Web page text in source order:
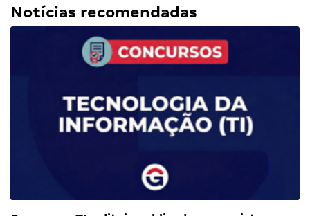
Notícias recomendadas